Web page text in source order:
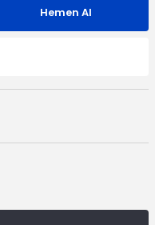
Hemen Al